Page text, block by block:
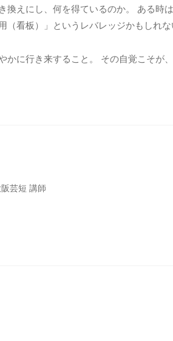
換えにし、何を得ているのか。 ある時
看板）」というレバレッジかもしれな
かに行き来すること。 その自覚こそが
芸短 講師